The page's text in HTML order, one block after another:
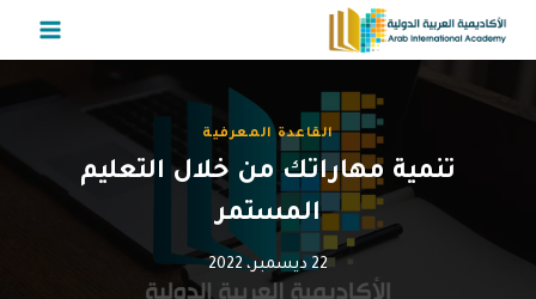
التجاوز
القاعدة المعرفية
تنمية مهاراتك من خلال التعليم
المستمر
22 ديسمبر، 2022